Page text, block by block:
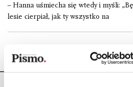
– Hanna uśmiecha się wtedy i myśli:
lesie cierpiał, jak ty wszystko na